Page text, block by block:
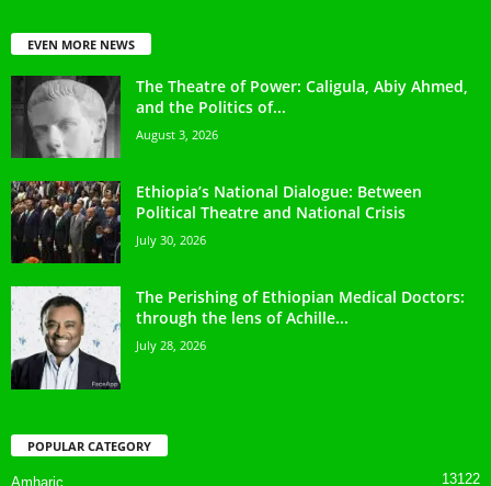
EVEN MORE NEWS
The Theatre of Power: Caligula, Abiy Ahmed,
and the Politics of...
August 3, 2026
Ethiopia’s National Dialogue: Between
Political Theatre and National Crisis
July 30, 2026
The Perishing of Ethiopian Medical Doctors:
through the lens of Achille...
July 28, 2026
POPULAR CATEGORY
Amharic 13122